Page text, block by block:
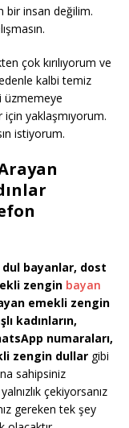
bir insan değilim.
çok kırılıyorum ve
kalbi temiz
üzmemeye
için yaklaşmıyorum.
istiyorum.
bayanlar, dost
zengin bayan
emekli zengin
kadınların,
numaraları,
zengin dullar gibi
sahipsiniz
çekiyorsanız
gereken tek şey